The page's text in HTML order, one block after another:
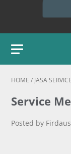
HOME / JASA
Service
Posted by